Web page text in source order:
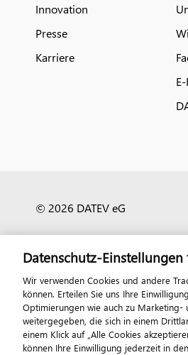
Innovation
Presse
Karriere
© 2026 DATEV eG
Datenschutz-Einstellungen
Wir verwenden Cookies und andere
können. Erteilen Sie uns Ihre
Optimierungen wie auch zu Marketing-
weitergegeben, die sich in einem
einem Klick auf „Alle Cookies
können Ihre Einwilligung jederzeit in